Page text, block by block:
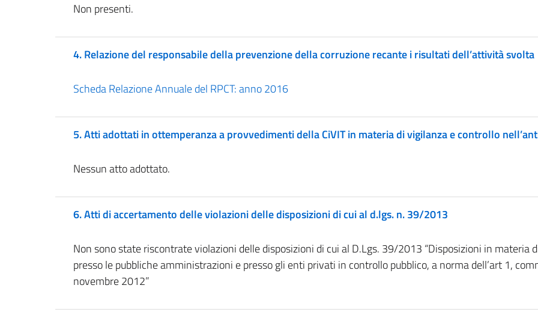
Non presenti.
4. Relazione del responsabile della prevenzione della corruzione recante i risultati dell’attività svolta
Scheda Relazione Annuale del RPCT: anno 2016
5. Atti adottati in ottemperanza a provvedimenti della CiVIT in materia di vigilanza e controllo
Nessun atto adottato.
6. Atti di accertamento delle violazioni delle disposizioni di cui al d.lgs. n. 39/2013
Non sono state riscontrate violazioni delle disposizioni di cui al D.Lgs. 39/2013 “Disposizioni in
presso le pubbliche amministrazioni e presso gli enti privati in controllo pubblico, a norma dell’art 1,
novembre 2012”